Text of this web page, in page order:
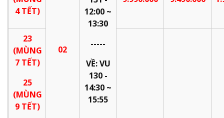
12:00 ~
13:30
-----
VỀ:VU
130 -
14:30 ~
15:55
02
4 TẾT)
23
(MÙNG
7 TẾT)
25
(MÙNG
9 TẾT)